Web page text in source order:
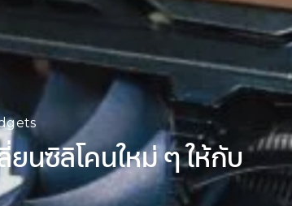
นซิลิโคนใหม่ ๆ ให้กับ